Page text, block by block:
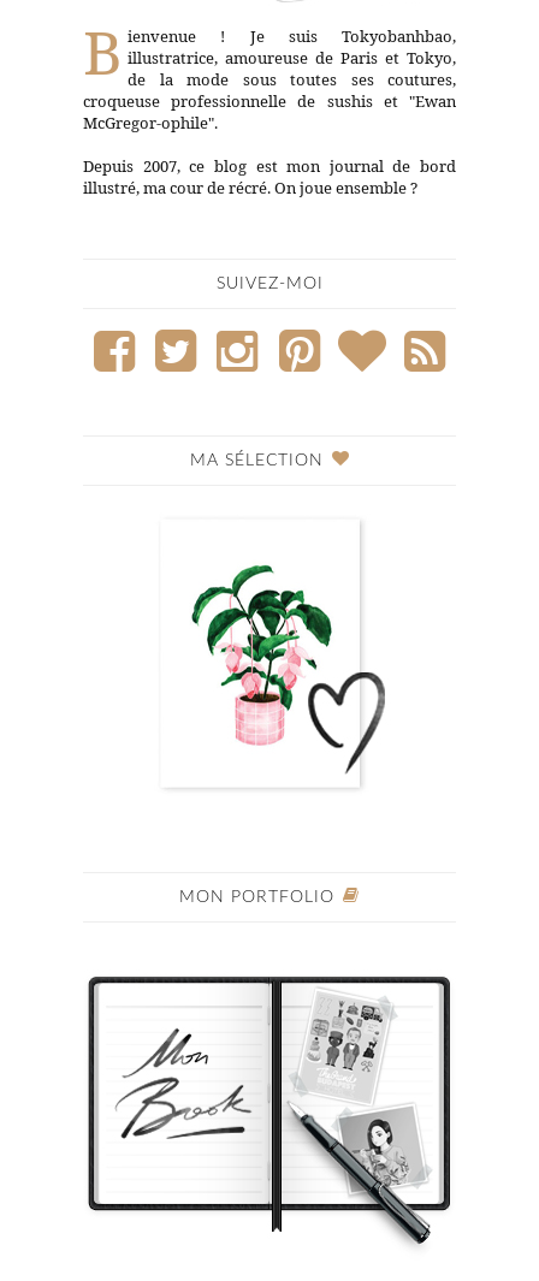
B ienvenue ! Je suis Tokyobanhbao,
illustratrice, amoureuse de Paris et Tokyo,
de la mode sous toutes ses coutures,
croqueuse professionnelle de sushis et "Ewan
McGregor-ophile".
Depuis 2007, ce blog est mon journal de bord
illustré, ma cour de récré. On joue ensemble ?
SUIVEZ-MOI
MA SÉLECTION
MON PORTFOLIO